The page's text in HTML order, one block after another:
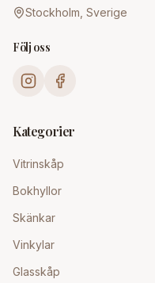
Stockholm, Sverige
Följ oss
Kategorier
Vitrinskåp
Bokhyllor
Skänkar
Vinkylar
Glasskåp